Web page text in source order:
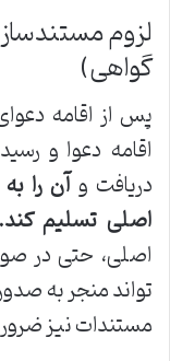
لزوم
گواهی)
پس از اقامه
اقامه دعوا و
دریافت وآن را
اصلی تسلیم کند.
اصلی، حتی در
تواند منجر به
مستندات نیز